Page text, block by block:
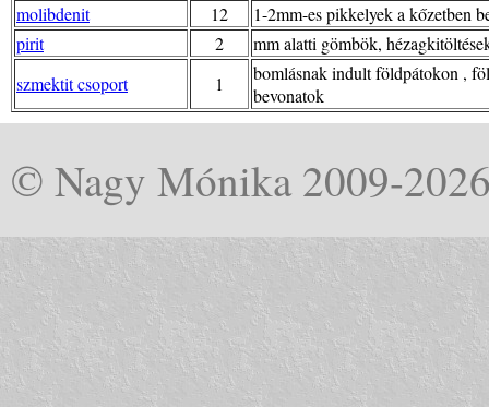
molibdenit
12
1-2mm-es pikkelyek a kőzetben
pirit
2
mm alatti gömbök,
szmektit csoport
1
bomlásnak indult földpátokon ,
bevonatok
© Nagy Mónika 2009-